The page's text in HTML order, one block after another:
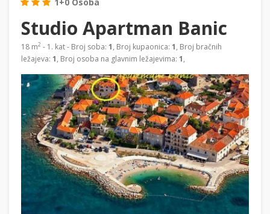
Studio Apartman Banic
18 m2 - 1. kat - Broj soba: 1, Broj kupaonica: 1, Broj bračnih
ležajeva: 1, Broj osoba na glavnim ležajevima: 1,